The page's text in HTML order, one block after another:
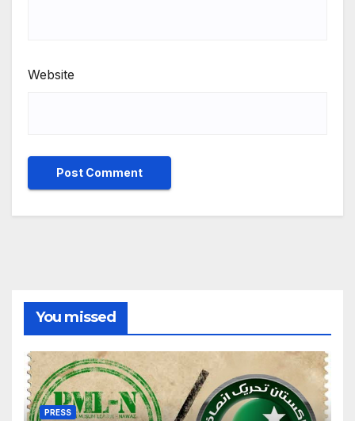
Website
You missed
PRESS